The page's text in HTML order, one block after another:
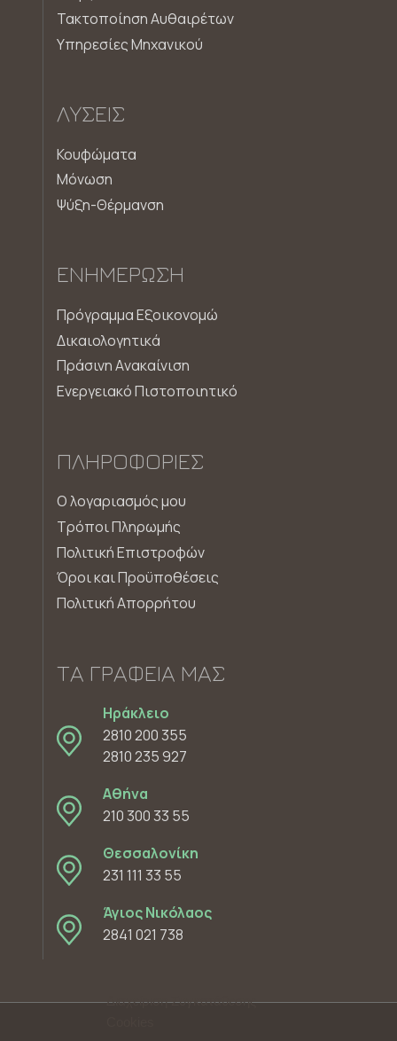
Διαχείριση Συγκατάθεσης
Τακτοποίηση Αυθαιρέτων
Υπηρεσίες Μηχανικού
ΛΎΣΕΙΣ
Κουφώματα
Μόνωση
Ψύξη-Θέρμανση
ΕΝΗΜΈΡΩΣΗ
Πρόγραμμα Εξοικονομώ
Δικαιολογητικά
Πράσινη Aνακαίνιση
Ενεργειακό Πιστοποιητικό
ΠΛΗΡΟΦΟΡΊΕΣ
Ο λογαριασμός μου
Τρόποι Πληρωμής
Πολιτική Επιστροφών
Όροι και Προϋποθέσεις
Πολιτική Απορρήτου
ΤΑ ΓΡΑΦΕΊΑ ΜΑΣ
Ηράκλειο
2810 200 355
2810 235 927
Αθήνα
210 300 33 55
Θεσσαλονίκη
231 111 33 55
Άγιος Νικόλαος
2841 021 738